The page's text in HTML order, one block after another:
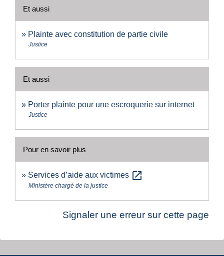
Et aussi
Plainte avec constitution de partie civile
Justice
Et aussi
Porter plainte pour une escroquerie sur internet
Justice
Pour en savoir plus
Services d’aide aux victimes open_in_new
Ministère chargé de la justice
Signaler une erreur sur cette page